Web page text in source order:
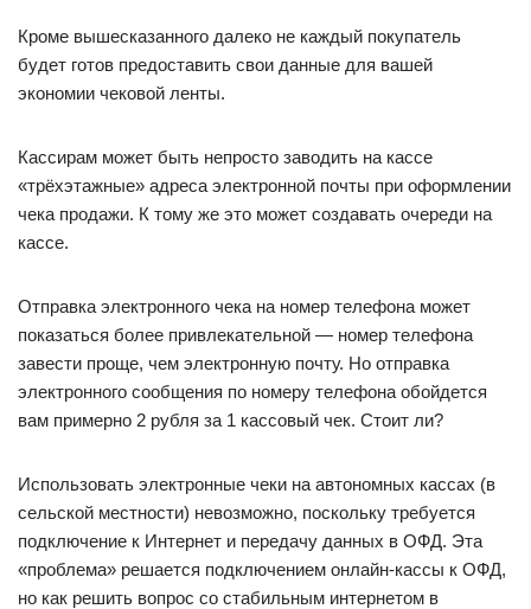
Кроме вышесказанного далеко не каждый покупатель
будет готов предоставить свои данные для вашей
экономии чековой ленты.
Кассирам может быть непросто заводить на кассе
«трёхэтажные» адреса электронной почты при оформлении
чека продажи. К тому же это может создавать очереди на
кассе.
Отправка электронного чека на номер телефона может
показаться более привлекательной — номер телефона
завести проще, чем электронную почту. Но отправка
электронного сообщения по номеру телефона обойдется
вам примерно 2 рубля за 1 кассовый чек. Стоит ли?
Использовать электронные чеки на автономных кассах (в
сельской местности) невозможно, поскольку требуется
подключение к Интернет и передачу данных в ОФД. Эта
«проблема» решается подключением онлайн-кассы к ОФД,
но как решить вопрос со стабильным интернетом в